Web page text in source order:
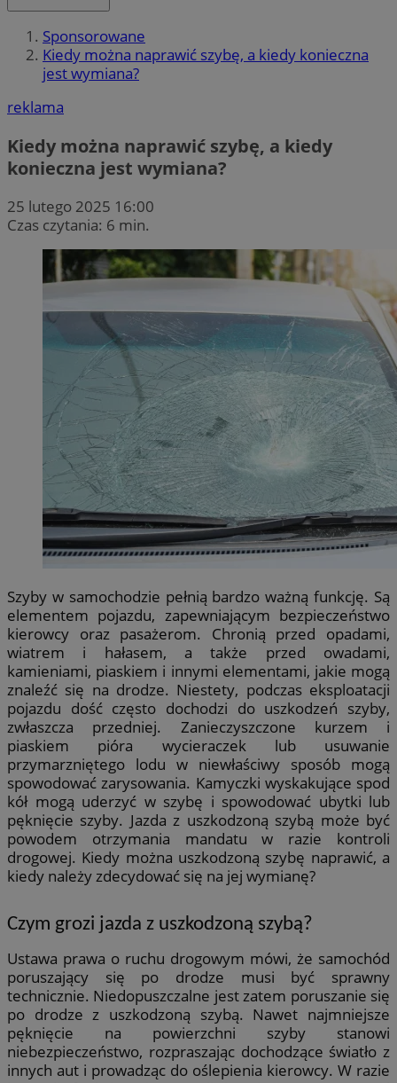
Sponsorowane
Kiedy można naprawić szybę, a kiedy konieczna
jest wymiana?
reklama
Kiedy można naprawić szybę, a kiedy
konieczna jest wymiana?
25 lutego 2025 16:00
Czas czytania: 6 min.
Szyby w samochodzie pełnią bardzo ważną funkcję. Są
elementem pojazdu, zapewniającym bezpieczeństwo
kierowcy oraz pasażerom. Chronią przed opadami,
wiatrem i hałasem, a także przed owadami,
kamieniami, piaskiem i innymi elementami, jakie mogą
znaleźć się na drodze. Niestety, podczas eksploatacji
pojazdu dość często dochodzi do uszkodzeń szyby,
zwłaszcza przedniej. Zanieczyszczone kurzem i
piaskiem pióra wycieraczek lub usuwanie
przymarzniętego lodu w niewłaściwy sposób mogą
spowodować zarysowania. Kamyczki wyskakujące spod
kół mogą uderzyć w szybę i spowodować ubytki lub
pęknięcie szyby. Jazda z uszkodzoną szybą może być
powodem otrzymania mandatu w razie kontroli
drogowej. Kiedy można uszkodzoną szybę naprawić, a
kiedy należy zdecydować się na jej wymianę?
Czym grozi jazda z uszkodzoną szybą?
Ustawa prawa o ruchu drogowym mówi, że samochód
poruszający się po drodze musi być sprawny
technicznie. Niedopuszczalne jest zatem poruszanie się
po drodze z uszkodzoną szybą. Nawet najmniejsze
pęknięcie na powierzchni szyby stanowi
niebezpieczeństwo, rozpraszając dochodzące światło z
innych aut i prowadząc do oślepienia kierowcy. W razie